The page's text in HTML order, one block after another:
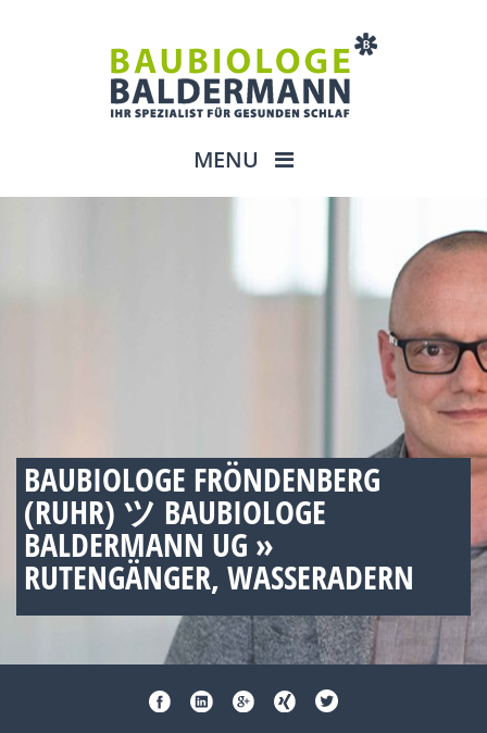
MENU
BAUBIOLOGE FRÖNDENBERG
(RUHR) ツ BAUBIOLOGE
BALDERMANN UG »
RUTENGÄNGER, WASSERADERN